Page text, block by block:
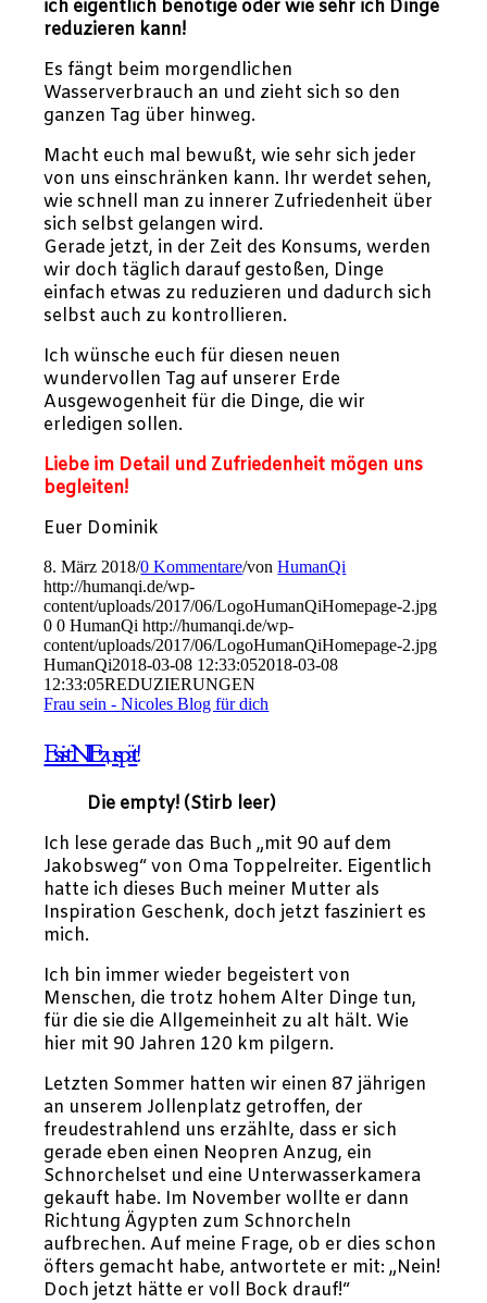
ich eigentlich benötige oder wie sehr ich Dinge
reduzieren kann!
Es fängt beim morgendlichen
Wasserverbrauch an und zieht sich so den
ganzen Tag über hinweg.
Macht euch mal bewußt, wie sehr sich jeder
von uns einschränken kann. Ihr werdet sehen,
wie schnell man zu innerer Zufriedenheit über
sich selbst gelangen wird.
Gerade jetzt, in der Zeit des Konsums, werden
wir doch täglich darauf gestoßen, Dinge
einfach etwas zu reduzieren und dadurch sich
selbst auch zu kontrollieren.
Ich wünsche euch für diesen neuen
wundervollen Tag auf unserer Erde
Ausgewogenheit für die Dinge, die wir
erledigen sollen.
Liebe im Detail und Zufriedenheit mögen uns
begleiten!
Euer Dominik
8. März 2018/0 Kommentare/vonHumanQi
http://humanqi.de/wp-
content/uploads/2017/06/LogoHumanQiHomepage-2.jpg
0 0 HumanQi http://humanqi.de/wp-
content/uploads/2017/06/LogoHumanQiHomepage-2.jpg
HumanQi2018-03-08 12:33:052018-03-08
12:33:05REDUZIERUNGEN
Frau sein - Nicoles Blog für dich
Es ist NIE zu spät!
Die empty! (Stirb leer)
Ich lese gerade das Buch „mit 90 auf dem
Jakobsweg“ von Oma Toppelreiter. Eigentlich
hatte ich dieses Buch meiner Mutter als
Inspiration Geschenk, doch jetzt fasziniert es
mich.
Ich bin immer wieder begeistert von
Menschen, die trotz hohem Alter Dinge tun,
für die sie die Allgemeinheit zu alt hält. Wie
hier mit 90 Jahren 120 km pilgern.
Letzten Sommer hatten wir einen 87 jährigen
an unserem Jollenplatz getroffen, der
freudestrahlend uns erzählte, dass er sich
gerade eben einen Neopren Anzug, ein
Schnorchelset und eine Unterwasserkamera
gekauft habe. Im November wollte er dann
Richtung Ägypten zum Schnorcheln
aufbrechen. Auf meine Frage, ob er dies schon
öfters gemacht habe, antwortete er mit: „Nein!
Doch jetzt hätte er voll Bock drauf!“